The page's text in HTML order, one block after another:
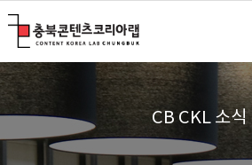
CB CKL 소식